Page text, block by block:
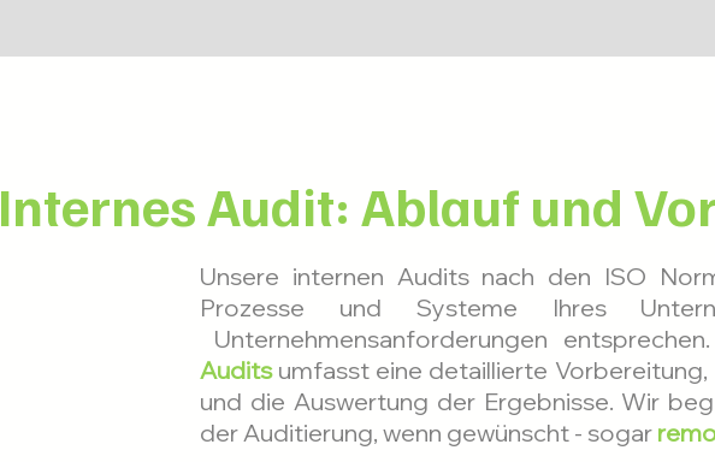
Internes Audit: Ablauf und
Unsere internen Audits nach den ISO
Prozesse und Systeme Ihres
Unternehmensanforderungen
Auditsumfasst eine detaillierte
und die Auswertung der Ergebnisse. Wir
der Auditierung, wenn gewünscht - sogar